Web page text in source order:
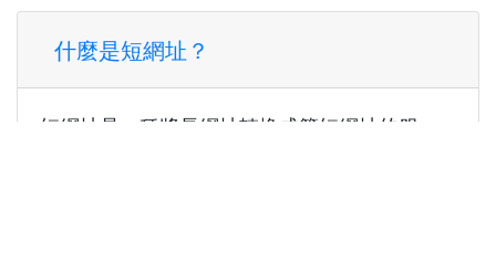
什麼是短網址？
短網址是一種將長網址轉換成簡短網址的服